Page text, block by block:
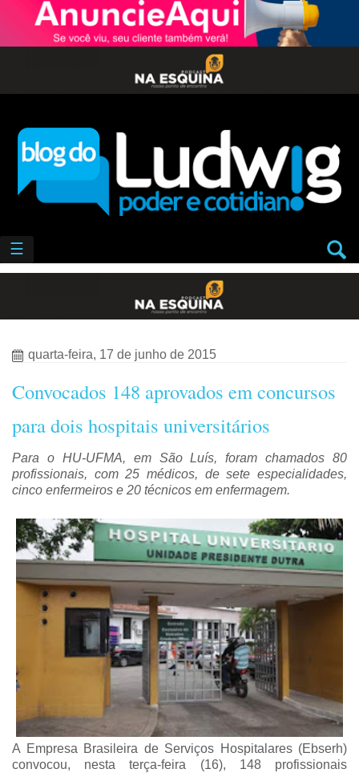
☰
quarta-feira, 17 de junho de 2015
Convocados 148 aprovados em concursos
para dois hospitais universitários
Para o HU-UFMA, em São Luís, foram chamados 80
profissionais, com 25 médicos, de sete especialidades,
cinco enfermeiros e 20 técnicos em enfermagem.
A Empresa Brasileira de Serviços Hospitalares (Ebserh)
convocou, nesta terça-feira (16), 148 profissionais